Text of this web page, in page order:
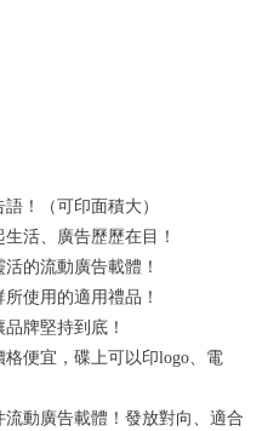
！（可印面積大）
活、廣告歷歷在目！
的流動廣告載體！
使用的適用禮品！
牌堅持到底！
便宜，碟上可以印logo、電
動廣告載體！發放對向、適合